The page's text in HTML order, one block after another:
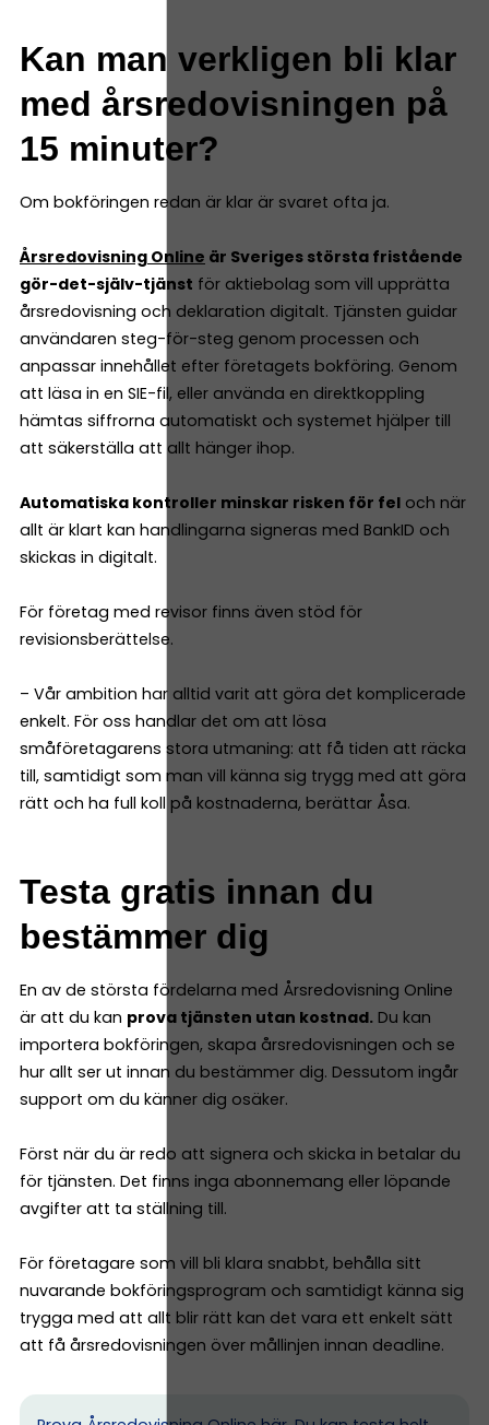
Kan man verkligen bli klar
med årsredovisningen på
15 minuter?
Om bokföringen redan är klar är svaret ofta ja.
Årsredovisning Online är Sveriges största fristående
gör-det-själv-tjänst för aktiebolag som vill upprätta
årsredovisning och deklaration digitalt. Tjänsten guidar
användaren steg-för-steg genom processen och
anpassar innehållet efter företagets bokföring. Genom
att läsa in en SIE-fil, eller använda en direktkoppling
hämtas siffrorna automatiskt och systemet hjälper till
att säkerställa att allt hänger ihop.
Automatiska kontroller minskar risken för fel och när
allt är klart kan handlingarna signeras med BankID och
skickas in digitalt.
För företag med revisor finns även stöd för
revisionsberättelse.
– Vår ambition har alltid varit att göra det komplicerade
enkelt. För oss handlar det om att lösa
småföretagarens stora utmaning: att få tiden att räcka
till, samtidigt som man vill känna sig trygg med att göra
rätt och ha full koll på kostnaderna, berättar Åsa.
Testa gratis innan du
bestämmer dig
En av de största fördelarna med Årsredovisning Online
är att du kan prova tjänsten utan kostnad. Du kan
importera bokföringen, skapa årsredovisningen och se
hur allt ser ut innan du bestämmer dig. Dessutom ingår
support om du känner dig osäker.
Först när du är redo att signera och skicka in betalar du
för tjänsten. Det finns inga abonnemang eller löpande
avgifter att ta ställning till.
För företagare som vill bli klara snabbt, behålla sitt
nuvarande bokföringsprogram och samtidigt känna sig
trygga med att allt blir rätt kan det vara ett enkelt sätt
att få årsredovisningen över mållinjen innan deadline.